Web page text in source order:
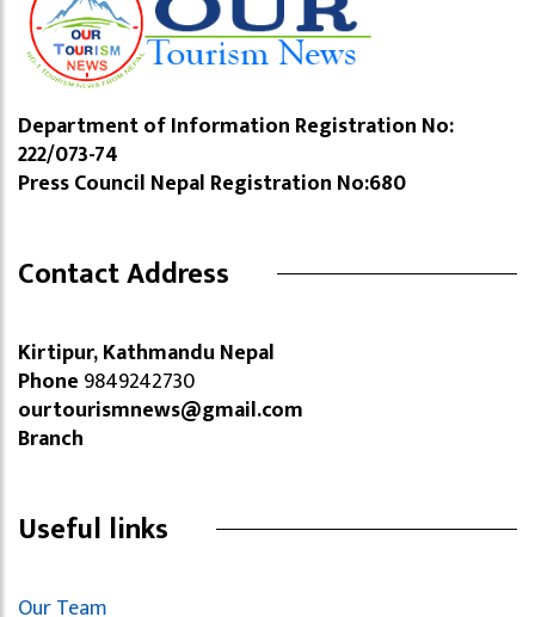
Department of Information Registration No:
222/073-74
Press Council Nepal Registration No:680
Contact Address
Kirtipur, Kathmandu Nepal
Phone 9849242730
ourtourismnews@gmail.com
Branch
Useful links
Our Team